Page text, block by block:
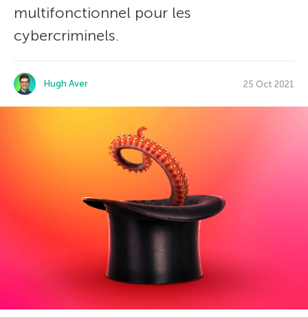
multifonctionnel pour les
cybercriminels.
Hugh Aver 25 Oct 2021